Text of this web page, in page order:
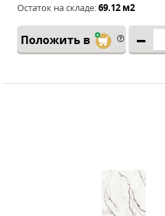
Остаток на складе:69.12 м2
Положить в